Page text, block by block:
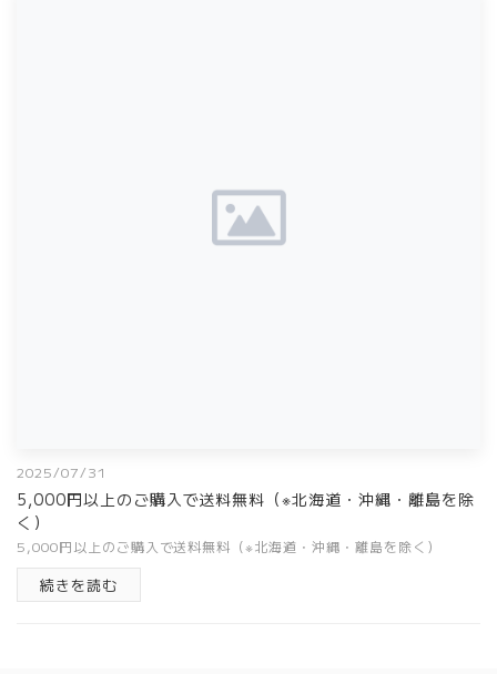
5,000円以上のご購入で送料無料（※北海道・沖縄・離島を除
く）
2025/07/31
5,000円以上のご購入で送料無料（※北海道・沖縄・離島を除く）
続きを読む